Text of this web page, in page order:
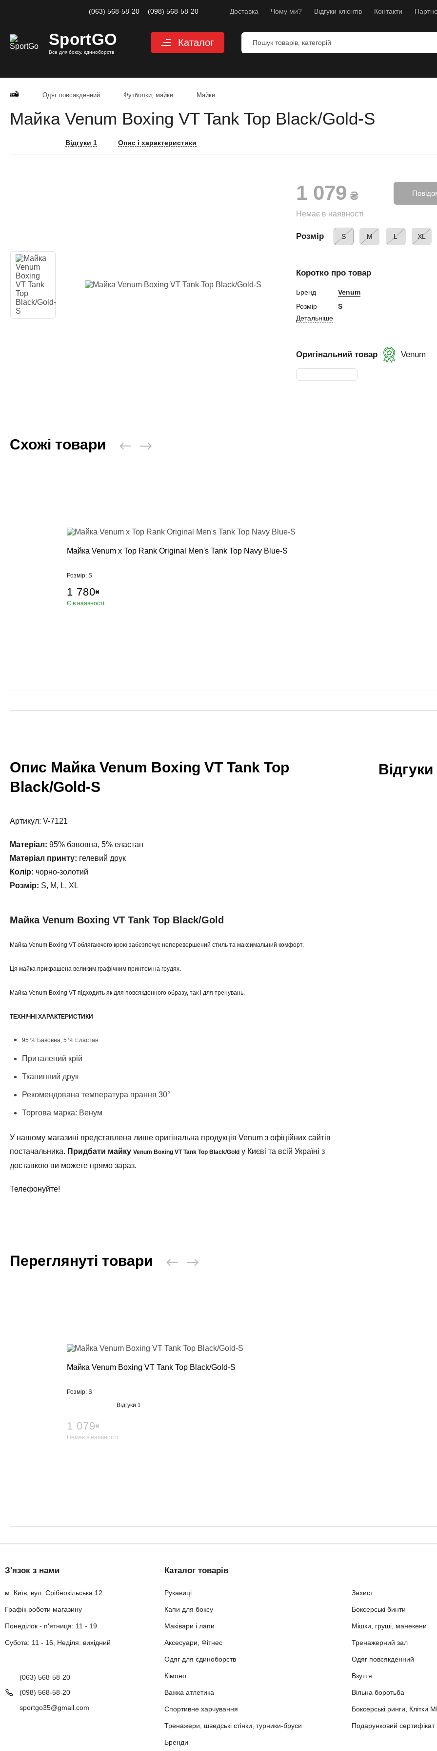
(063) 568-58-20 (098) 568-58-20 Доставка Чому ми? Відгуки клієнтів Контакти
SportGO
Все для боксу, єдиноборств
Каталог
Боксерські бинти
Мішки, груші, манекени
Вільна боротьба
Одяг повсякденний Футболки, майки Майки
Майка Venum Boxing VT Tank Top Black/Gold-S
Відгуки 1 Опис і характеристики
1 079 ₴
Немає в наявності
Розмір S M L XL
Коротко про товар
Бренд
Venum
Розмір
S
Детальніше
Оригінальний товар Venum
Схожі товари
Майка Venum x Top Rank Original Men's Tank Top Navy Blue-S
Розмір: S
1 780₴
Є в наявності
Опис Майка Venum Boxing VT Tank Top
Black/Gold-S
Артикул: V-7121
Матеріал: 95% бавовна, 5% еластан
Матеріал принту: гелевий друк
Колір: чорно-золотий
Розмір: S, M, L, XL
Майка Venum Boxing VT Tank Top Black/Gold
Майка Venum Boxing VT облягаючого крою забезпечує неперевершений стиль та максимальний комфорт.
Ця майка прикрашена великим графічним принтом на грудях.
Майка Venum Boxing VT підходить як для повсякденного образу, так і для тренувань.
ТЕХНІЧНІ ХАРАКТЕРИСТИКИ
95 % Бавовна, 5 % Еластан
Приталений крій
Тканинний друк
Рекомендована температура прання 30°
Торгова марка: Венум
У нашому магазині представлена лише оригінальна продукція Venum з офіційних сайтів
постачальника. Придбати майку Venum Boxing VT Tank Top Black/Gold у Києві та всій Україні з
доставкою ви можете прямо зараз.
Телефонуйте!
Відгуки
Переглянуті товари
Майка Venum Boxing VT Tank Top Black/Gold-S
Розмір: S
Відгуки1
1 079₴
Немає в наявності
З'язок з нами
м. Київ, вул. Срібнокільська 12
Графік роботи магазину
Понеділок - п'ятниця: 11 - 19
Субота: 11 - 16, Неділя: вихідний
(063) 568-58-20
(098) 568-58-20
sportgo35@gmail.com
Каталог товарів
Рукавиці Захист
Капи для боксу Боксерські бинти
Маківари і лапи Мішки, груші, манекени
Аксесуари, Фітнес Тренажерний зал
Одяг для єдиноборств Одяг повсякденний
Кімоно Взуття
Важка атлетика Вільна боротьба
Спортивне харчування Боксерські ринги, Клітки
Тренажери, шведські стінки, турники-бруси Подарунковий сертифікат
Бренди